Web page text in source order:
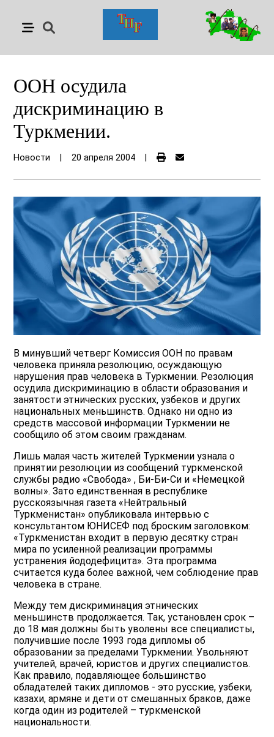
ООН осудила
дискриминацию в
Туркмении.
Новости 20 апреля 2004
В минувший четверг Комиссия ООН по правам
человека приняла резолюцию, осуждающую
нарушения прав человека в Туркмении. Резолюция
осудила дискриминацию в области образования и
занятости этнических русских, узбеков и других
национальных меньшинств. Однако ни одно из
средств массовой информации Туркмении не
сообщило об этом своим гражданам.
Лишь малая часть жителей Туркмении узнала о
принятии резолюции из сообщений туркменской
службы радио «Свобода» , Би-Би-Си и «Немецкой
волны». Зато единственная в республике
русскоязычная газета «Нейтральный
Туркменистан» опубликовала интервью с
консультантом ЮНИСЕФ под броским заголовком:
«Туркменистан входит в первую десятку стран
мира по усиленной реализации программы
устранения йододефицита». Эта программа
считается куда более важной, чем соблюдение прав
человека в стране.
Между тем дискриминация этнических
меньшинств продолжается. Так, установлен срок –
до 18 мая должны быть уволены все специалисты,
получившие после 1993 года дипломы об
образовании за пределами Туркмении. Увольняют
учителей, врачей, юристов и других специалистов.
Как правило, подавляющее большинство
обладателей таких дипломов - это русские, узбеки,
казахи, армяне и дети от смешанных браков, даже
когда один из родителей – туркменской
национальности.